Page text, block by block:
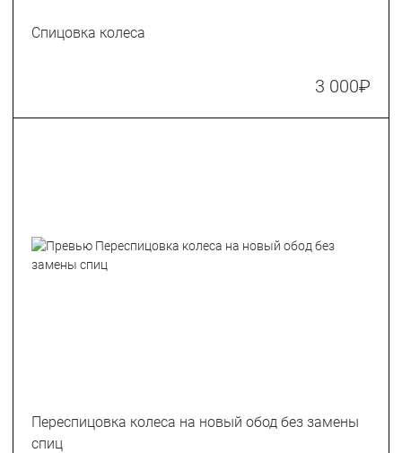
Спицовка колеса
3 000₽
Переспицовка колеса на новый обод без замены
спиц